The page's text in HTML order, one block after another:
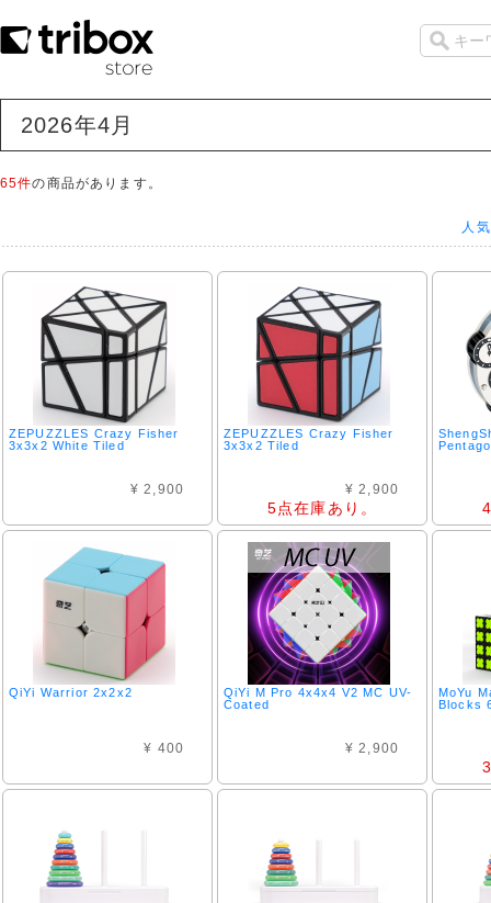
2026年4月
65件の商品があります。
人
ZEPUZZLES Crazy Fisher
3x3x2 White Tiled
¥ 2,900
ZEPUZZLES Crazy Fisher
3x3x2 Tiled
¥ 2,900
5点在庫あり。
QiYi Warrior 2x2x2
¥ 400
QiYi M Pro 4x4x4 V2 MC UV-
Coated
¥ 2,900
MoYu
Blocks